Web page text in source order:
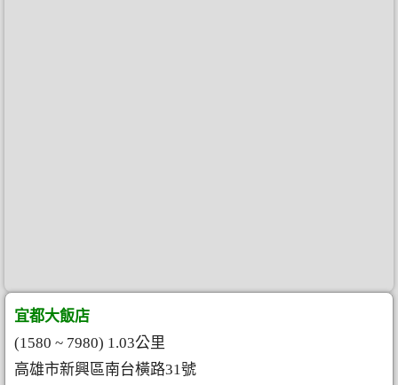
宜都大飯店
(1580 ~ 7980) 1.03公里
高雄市新興區南台橫路31號